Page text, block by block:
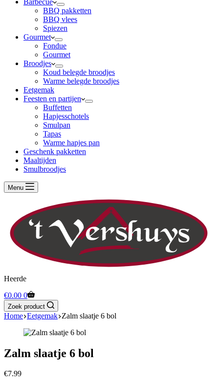
Barbecue
BBQ pakketten
BBQ vlees
Spiezen
Gourmet
Fondue
Gourmet
Broodjes
Koud belegde broodjes
Warme belegde broodjes
Eetgemak
Feesten en partijen
Buffetten
Hapjesschotels
Smulpan
Tapas
Warme hapjes pan
Geschenk pakketten
Maaltijden
Smulbroodjes
Menu
Heerde
Winkelwagen
€0.00 0
Zoek product
Home Eetgemak Zalm slaatje 6 bol
Zalm slaatje 6 bol
€7.99